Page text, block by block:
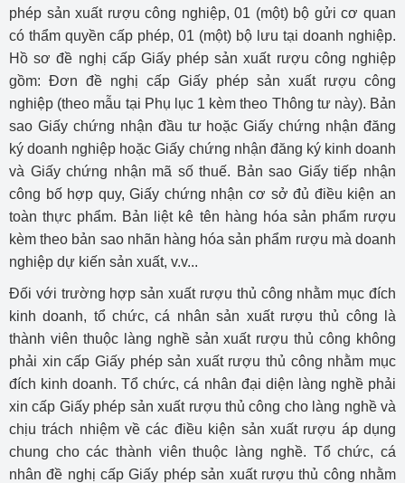
phép sản xuất rượu công nghiệp, 01 (một) bộ gửi cơ quan
có thẩm quyền cấp phép, 01 (một) bộ lưu tại doanh nghiệp.
Hồ sơ đề nghị cấp Giấy phép sản xuất rượu công nghiệp
gồm: Đơn đề nghị cấp Giấy phép sản xuất rượu công
nghiệp (theo mẫu tại Phụ lục 1 kèm theo Thông tư này). Bản
sao Giấy chứng nhận đầu tư hoặc Giấy chứng nhận đăng
ký doanh nghiệp hoặc Giấy chứng nhận đăng ký kinh doanh
và Giấy chứng nhận mã số thuế. Bản sao Giấy tiếp nhận
công bố hợp quy, Giấy chứng nhận cơ sở đủ điều kiện an
toàn thực phẩm. Bản liệt kê tên hàng hóa sản phẩm rượu
kèm theo bản sao nhãn hàng hóa sản phẩm rượu mà doanh
nghiệp dự kiến sản xuất, v.v...
Đối với trường hợp sản xuất rượu thủ công nhằm mục đích
kinh doanh, tổ chức, cá nhân sản xuất rượu thủ công là
thành viên thuộc làng nghề sản xuất rượu thủ công không
phải xin cấp Giấy phép sản xuất rượu thủ công nhằm mục
đích kinh doanh. Tổ chức, cá nhân đại diện làng nghề phải
xin cấp Giấy phép sản xuất rượu thủ công cho làng nghề và
chịu trách nhiệm về các điều kiện sản xuất rượu áp dụng
chung cho các thành viên thuộc làng nghề. Tổ chức, cá
nhân đề nghị cấp Giấy phép sản xuất rượu thủ công nhằm